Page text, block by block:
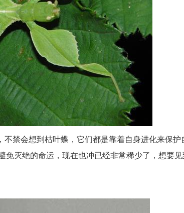
禁会想到枯叶蝶，它们都是靠着自身进化来保护
免灭绝的命运，现在也冲已经非常稀少了，想要